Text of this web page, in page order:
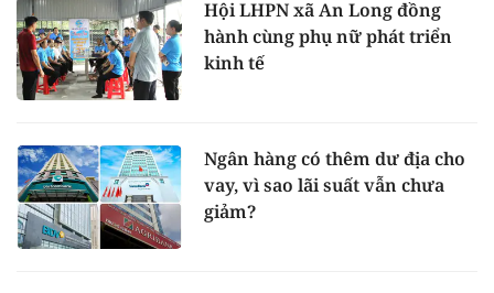
Hội LHPN xã An Long đồng
hành cùng phụ nữ phát triển
kinh tế
Ngân hàng có thêm dư địa cho
vay, vì sao lãi suất vẫn chưa
giảm?